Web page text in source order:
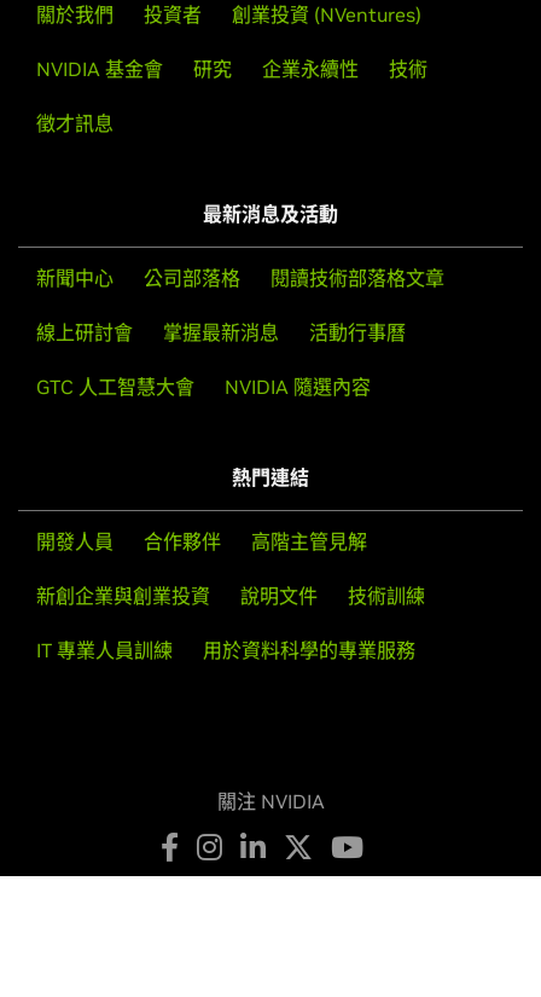
關於我們 投資者 創業投資 (NVentures)
NVIDIA 基金會 研究 企業永續性 技術
徵才訊息
最新消息及活動
新聞中心 公司部落格 閱讀技術部落格文章
線上研討會 掌握最新消息 活動行事曆
GTC 人工智慧大會 NVIDIA 隨選內容
熱門連結
開發人員 合作夥伴 高階主管見解
新創企業與創業投資 說明文件 技術訓練
IT 專業人員訓練 用於資料科學的專業服務
關注 NVIDIA